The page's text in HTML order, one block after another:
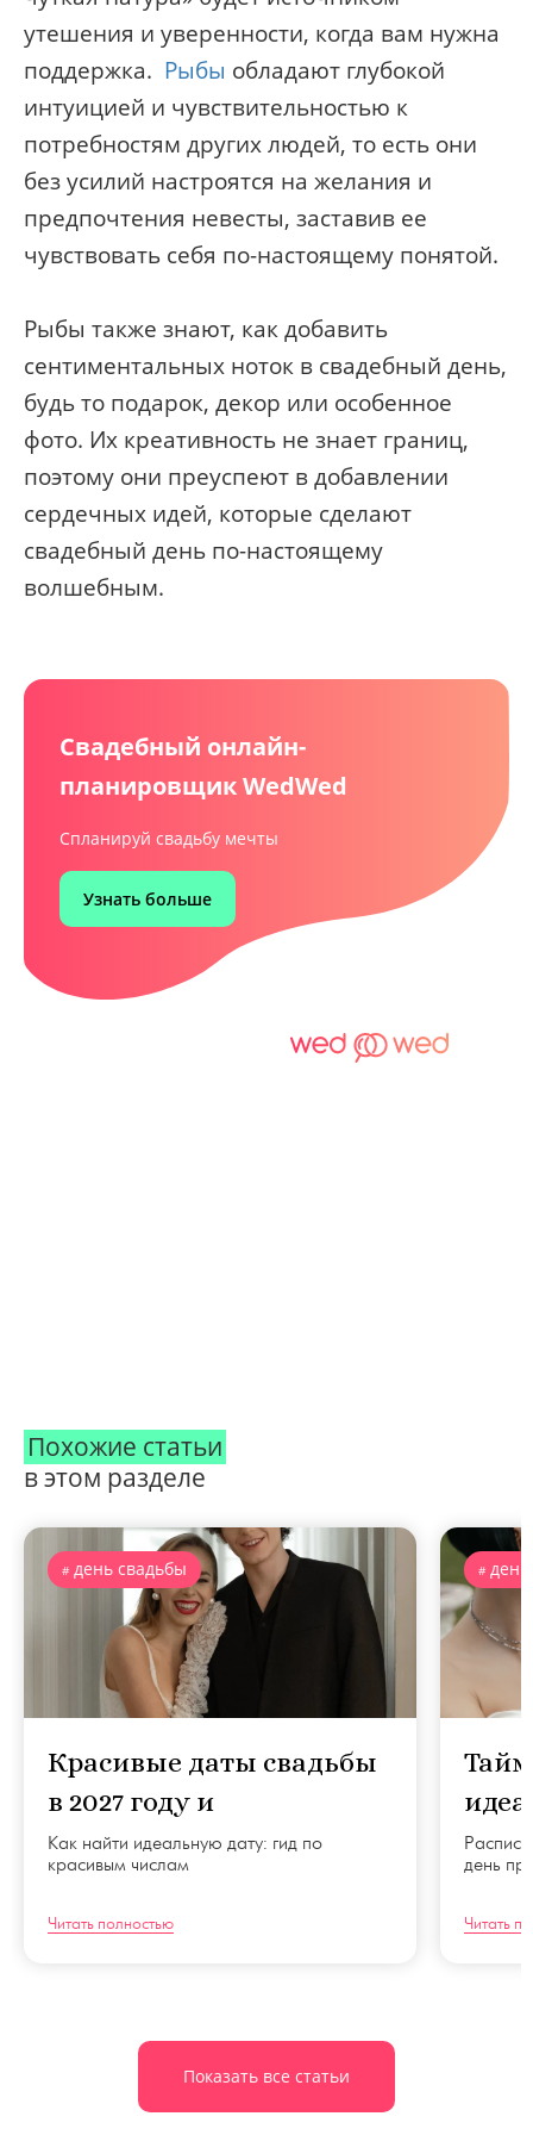
утешения и уверенности, когда вам нужна
поддержка. Рыбы обладают глубокой
интуицией и чувствительностью к
потребностям других людей, то есть они
без усилий настроятся на желания и
предпочтения невесты, заставив ее
чувствовать себя по-настоящему понятой.
Рыбы также знают, как добавить
сентиментальных ноток в свадебный день,
будь то подарок, декор или особенное
фото. Их креативность не знает границ,
поэтому они преуспеют в добавлении
сердечных идей, которые сделают
свадебный день по-настоящему
волшебным.
Свадебный онлайн-
планировщик WedWed
Спланируй свадьбу мечты
Узнать больше
Похожие статьи
в этом разделе
день свадьбы
Красивые даты свадьбы
в 2027 году и
благоприятные дни
Как найти идеальную дату: гид по
красивым числам
Читать полностью
день
Читать
Показать все статьи